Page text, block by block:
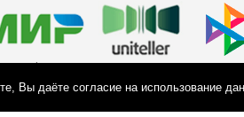
Вы даёте согласие на использование
конфиденциальности
персональных данных